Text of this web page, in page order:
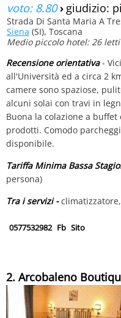
voto: 8.80› giudizio:
Strada Di Santa Maria A
Siena (SI), Toscana
Medio piccolo hotel: 26 letti
Recensione orientativa-
all'Università ed a circa 2
camere sono spaziose,
alcuni solai con travi in
Buona la colazione a
prodotti. Comodo
disponibile.
Tariffa Minima Bassa
persona)
Tra i servizi -
0577532982 Fb Sito
2. Arcobaleno